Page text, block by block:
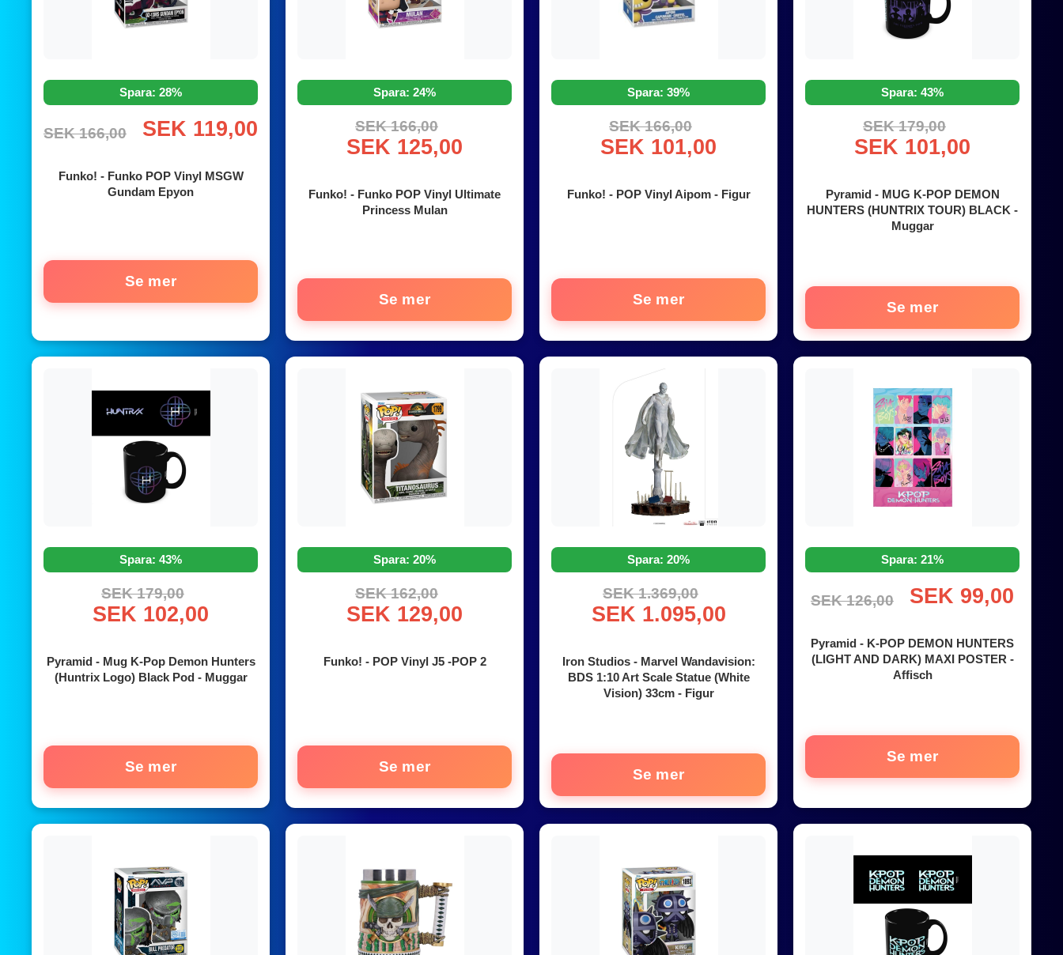
Spara: 28%
SEK 166,00 SEK 119,00
Funko! - Funko POP Vinyl MSGW
Gundam Epyon
Se mer
Spara: 24%
SEK 166,00
SEK 125,00
Funko! - Funko POP Vinyl Ultimate
Princess Mulan
Se mer
Spara: 39%
SEK 166,00
SEK 101,00
Funko! - POP Vinyl Aipom - Figur
Se mer
Spara: 43%
SEK 179,00
SEK 101,00
Pyramid - MUG K-POP DEMON
HUNTERS (HUNTRIX TOUR) BLACK -
Muggar
Se mer
Spara: 43%
SEK 179,00
SEK 102,00
Pyramid - Mug K-Pop Demon Hunters
(Huntrix Logo) Black Pod - Muggar
Se mer
Spara: 20%
SEK 162,00
SEK 129,00
Funko! - POP Vinyl J5 -POP 2
Se mer
Spara: 20%
SEK 1.369,00
SEK 1.095,00
Iron Studios - Marvel Wandavision:
BDS 1:10 Art Scale Statue (White
Vision) 33cm - Figur
Se mer
Spara: 21%
SEK 126,00 SEK 99,00
Pyramid - K-POP DEMON HUNTERS
(LIGHT AND DARK) MAXI POSTER -
Affisch
Se mer